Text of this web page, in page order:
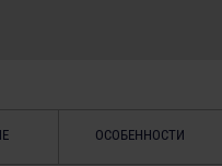
ОСОБЕННОСТИ